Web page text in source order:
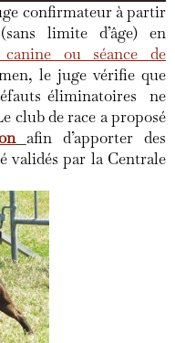
confirmateur à partir
limite d’âge) en
canine ou séance de
le juge vérifie que
éliminatoires ne
club de race a proposé
afin d’apporter des
validés par la Centrale